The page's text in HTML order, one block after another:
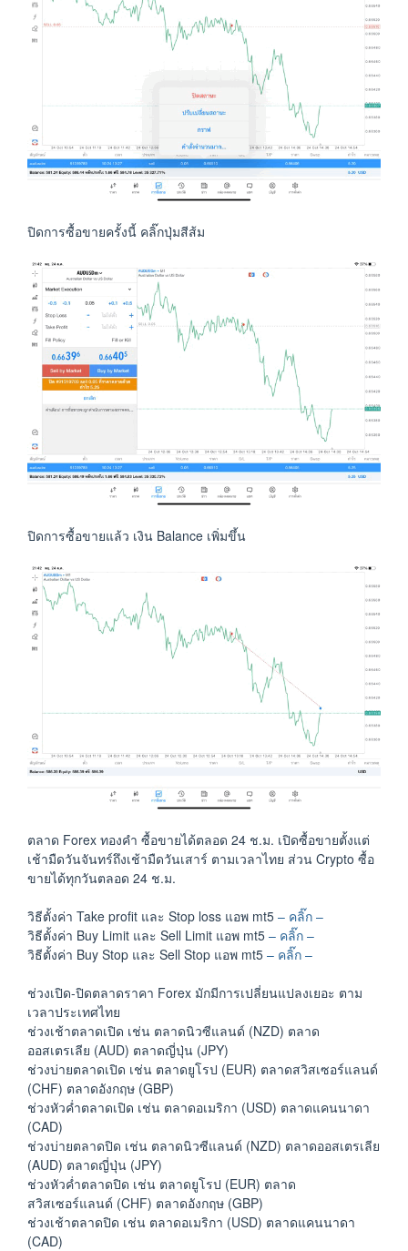
ปิดการซื้อขายครั้งนี้ คลิ๊กปุ่มสีส้ม
ปิดการซื้อขายแล้ว เงิน Balance เพิ่มขึ้น
ตลาด Forex ทองคำ ซื้อขายได้ตลอด 24 ช.ม. เปิดซื้อขายตั้งแต่
เช้ามืดวันจันทร์ถึงเช้ามืดวันเสาร์ ตามเวลาไทย ส่วน Crypto ซื้อ
ขายได้ทุกวันตลอด 24 ช.ม.
วิธีตั้งค่า Take profit และ Stop loss แอพ mt5 – คลิ๊ก –
วิธีตั้งค่า Buy Limit และ Sell Limit แอพ mt5 – คลิ๊ก –
วิธีตั้งค่า Buy Stop และ Sell Stop แอพ mt5 – คลิ๊ก –
ช่วงเปิด-ปิดตลาดราคา Forex มักมีการเปลี่ยนแปลงเยอะ ตาม
เวลาประเทศไทย
ช่วงเช้าตลาดเปิด เช่น ตลาดนิวซีแลนด์ (NZD) ตลาด
ออสเตรเลีย (AUD) ตลาดญี่ปุ่น (JPY)
ช่วงบ่ายตลาดเปิด เช่น ตลาดยูโรป (EUR) ตลาดสวิสเซอร์แลนด์
(CHF) ตลาดอังกฤษ (GBP)
ช่วงหัวค่ำตลาดเปิด เช่น ตลาดอเมริกา (USD) ตลาดแคนนาดา
(CAD)
ช่วงบ่ายตลาดปิด เช่น ตลาดนิวซีแลนด์ (NZD) ตลาดออสเตรเลีย
(AUD) ตลาดญี่ปุ่น (JPY)
ช่วงหัวค่ำตลาดปิด เช่น ตลาดยูโรป (EUR) ตลาด
สวิสเซอร์แลนด์ (CHF) ตลาดอังกฤษ (GBP)
ช่วงเช้าตลาดปิด เช่น ตลาดอเมริกา (USD) ตลาดแคนนาดา
(CAD)